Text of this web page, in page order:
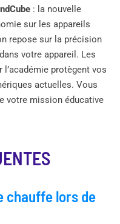
: la nouvelle
sur les appareils
repose sur la précision
votre appareil. Les
protègent vos
actuelles. Vous
votre mission éducative
chauffe lors de